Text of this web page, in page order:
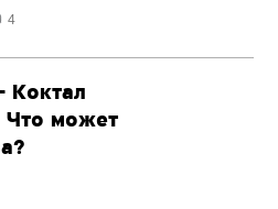
4
Коктал
Что может